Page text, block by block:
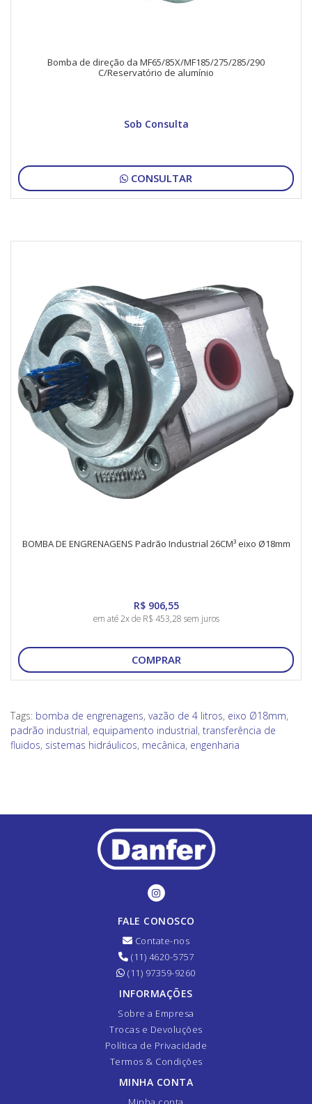
Bomba de direção da MF65/85X/MF185/275/285/290
C/Reservatório de alumínio
Sob Consulta
CONSULTAR
BOMBA DE ENGRENAGENS Padrão Industrial 26CM³ eixo Ø18mm
R$ 906,55
em até 2x de R$ 453,28 sem juros
COMPRAR
Tags: bomba de engrenagens, vazão de 4 litros, eixo Ø18mm,
padrão industrial, equipamento industrial, transferência de
fluidos, sistemas hidráulicos, mecânica, engenharia
FALE CONOSCO
Contate-nos
(11) 4620-5757
(11) 97359-9260
INFORMAÇÕES
Sobre a Empresa
Trocas e Devoluções
Política de Privacidade
Termos & Condições
MINHA CONTA